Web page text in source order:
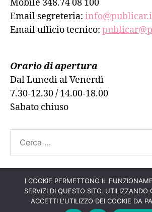
Mobile 348.74 08 100
Email segreteria:
Email ufficio tecnico:
Orario di apertura
Dal Lunedì al Venerdì
7.30-12.30 / 14.00-18.00
Sabato chiuso
© 2026PUBLICAR ADESIVI ANCONA
I COOKIE PERMETTONO IL
SERVIZI DI QUESTO SITO. UTILIZZANDO
ACCETTI L'UTILIZZO DEI COOKIE DA